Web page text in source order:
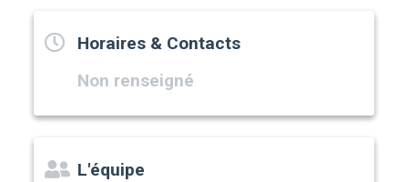
Horaires & Contacts
Non renseigné
L'équipe